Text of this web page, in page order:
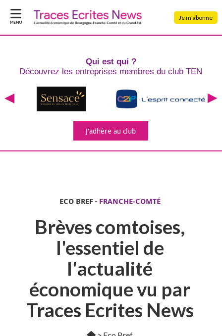
MENU
Je m'abonne
Qui est qui ?
Découvrez les entreprises membres du club TEN
J'adhèreau club
ECO BREF- FRANCHE-COMTÉ
Brèves comtoises,
l'essentiel de
l'actualité
économique vu par
Traces Ecrites News